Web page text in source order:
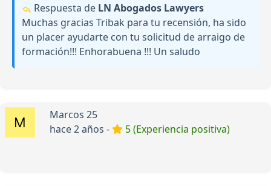
Respuesta de LN Abogados Lawyers
Muchas gracias Tribak para tu recensión, ha sido
un placer ayudarte con tu solicitud de arraigo de
formación!!! Enhorabuena !!! Un saludo
Marcos 25
hace 2 años -
5 (Experiencia positiva)